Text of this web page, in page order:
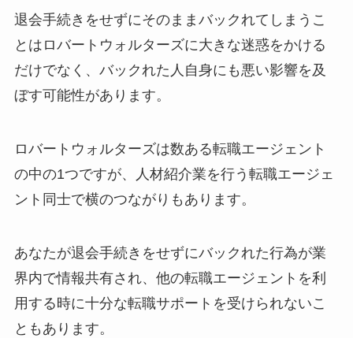
退会手続きをせずにそのままバックれてしまうこ
とはロバートウォルターズに大きな迷惑をかける
だけでなく、バックれた人自身にも悪い影響を及
ぼす可能性があります。
ロバートウォルターズは数ある転職エージェント
の中の1つですが、人材紹介業を行う転職エージェ
ント同士で横のつながりもあります。
あなたが退会手続きをせずにバックれた行為が業
界内で情報共有され、他の転職エージェントを利
用する時に十分な転職サポートを受けられないこ
ともあります。